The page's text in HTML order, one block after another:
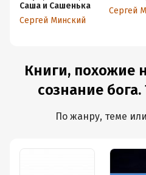
Саша и Сашенька
Сергей Минский
Сергей
Книги, похожие
сознание
По жанру, теме